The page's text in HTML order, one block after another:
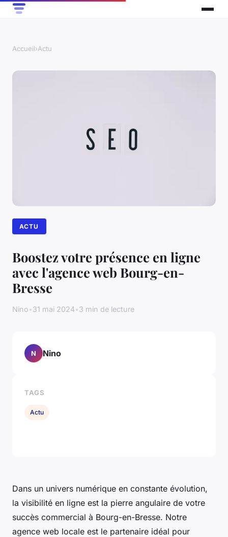
Accueil›Actu
ACTU
Boostez votre présence en ligne
avec l'agence web Bourg-en-
Bresse
Nino•31 mai 2024•3 min de lecture
Dans un univers numérique en constante évolution,
la visibilité en ligne est la pierre angulaire de votre
succès commercial à Bourg-en-Bresse. Notre
agence web locale est le partenaire idéal pour
N Nino
TAGS
Actu